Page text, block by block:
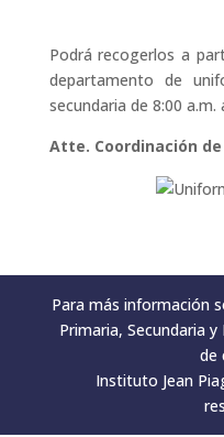
Podrá recogerlos a
departamento de
secundaria de 8:00
Atte. Coordinación
Para más información
Primaria, Secundaria
de
Instituto Jean